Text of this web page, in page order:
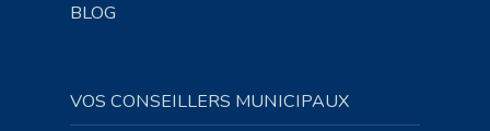
BLOG
VOS CONSEILLERS MUNICIPAUX